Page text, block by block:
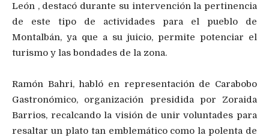
León , destacó durante su intervención la pertinencia
de este tipo de actividades para el pueblo de
Montalbán, ya que a su juicio, permite potenciar el
turismo y las bondades de la zona.
Ramón Bahri, habló en representación de Carabobo
Gastronómico, organización presidida por Zoraida
Barrios, recalcando la visión de unir voluntades para
resaltar un plato tan emblemático como la polenta de